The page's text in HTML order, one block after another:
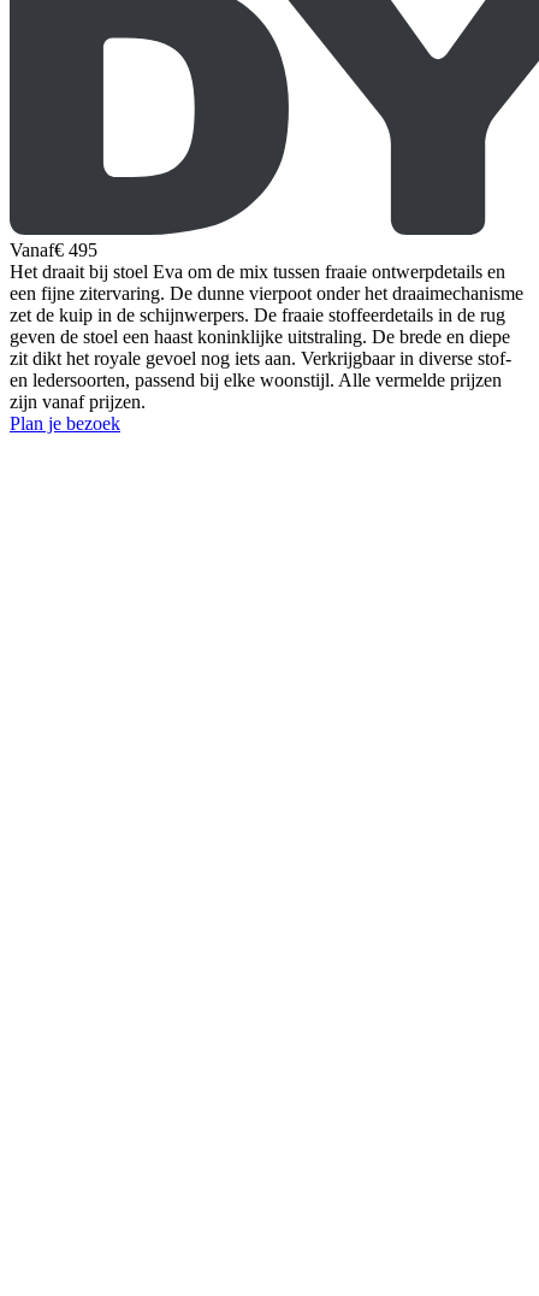
Vanaf€ 495
Het draait bij stoel Eva om de mix tussen fraaie ontwerpdetails en
een fijne zitervaring. De dunne vierpoot onder het draaimechanisme
zet de kuip in de schijnwerpers. De fraaie stoffeerdetails in de rug
geven de stoel een haast koninklijke uitstraling. De brede en diepe
zit dikt het royale gevoel nog iets aan. Verkrijgbaar in diverse stof-
en ledersoorten, passend bij elke woonstijl. Alle vermelde prijzen
zijn vanaf prijzen.
Plan je bezoek